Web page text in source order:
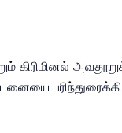
கிரிமினல்